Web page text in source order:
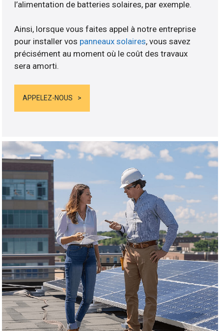
l’alimentation de batteries solaires, par exemple.
Ainsi, lorsque vous faites appel à notre entreprise
pour installer vos panneaux solaires, vous savez
précisément au moment où le coût des travaux
sera amorti.
APPELEZ-NOUS